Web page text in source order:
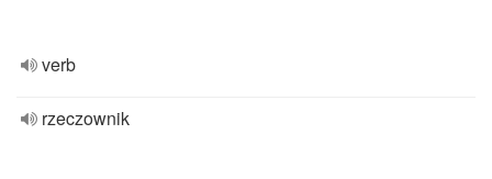
verb
rzeczownik